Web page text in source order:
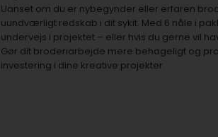
Uanset om du er nybegynder eller erfaren
uundværligt redskab i dit sykit. Med 6 nåle i
undervejs i projektet – eller hvis du gerne vil
Gør dit broderiarbejde mere behageligt og
investering i dine kreative projekter.